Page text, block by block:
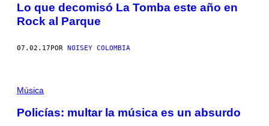
Lo que decomisó La Tomba este año en
Rock al Parque
07.02.17POR NOISEY COLOMBIA
Música
Policías: multar la música es un absurdo